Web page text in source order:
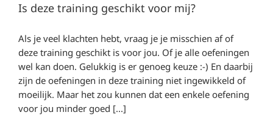
Is deze training geschikt voor mij?
Als je veel klachten hebt, vraag je je misschien af of
deze training geschikt is voor jou. Of je alle oefeningen
wel kan doen. Gelukkig is er genoeg keuze :-) En daarbij
zijn de oefeningen in deze training niet ingewikkeld of
moeilijk. Maar het zou kunnen dat een enkele oefening
voor jou minder goed [...]